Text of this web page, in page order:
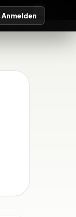
Anmelden